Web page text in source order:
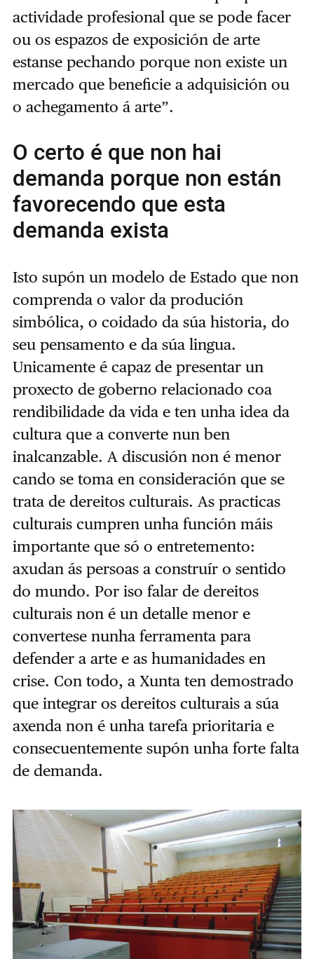
actividade profesional que se pode facer
ou os espazos de exposición de arte
estanse pechando porque non existe un
mercado que beneficie a adquisición ou
o achegamento á arte”.
O certo é que non hai
demanda porque non están
favorecendo que esta
demanda exista
Isto supón un modelo de Estado que non
comprenda o valor da produción
simbólica, o coidado da súa historia, do
seu pensamento e da súa lingua.
Unicamente é capaz de presentar un
proxecto de goberno relacionado coa
rendibilidade da vida e ten unha idea da
cultura que a converte nun ben
inalcanzable. A discusión non é menor
cando se toma en consideración que se
trata de dereitos culturais. As practicas
culturais cumpren unha función máis
importante que só o entretemento:
axudan ás persoas a construír o sentido
do mundo. Por iso falar de dereitos
culturais non é un detalle menor e
convertese nunha ferramenta para
defender a arte e as humanidades en
crise. Con todo, a Xunta ten demostrado
que integrar os dereitos culturais a súa
axenda non é unha tarefa prioritaria e
consecuentemente supón unha forte falta
de demanda.